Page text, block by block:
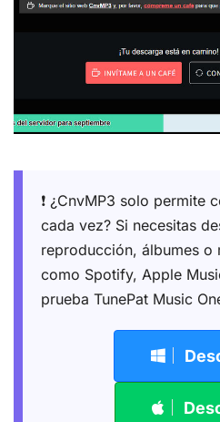
❗ ¿CnvMP3 solo permite
cada vez? Si necesitas
reproducción, álbumes o
como Spotify, Apple
prueba TunePat Music